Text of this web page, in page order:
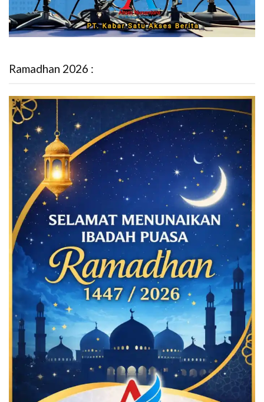
Ramadhan 2026 :